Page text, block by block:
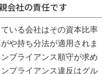
会社の責任です
いる会社はその資本比率
や持ち分法が適用されま
プライアンス順守が求め
プライアンス違反はグル